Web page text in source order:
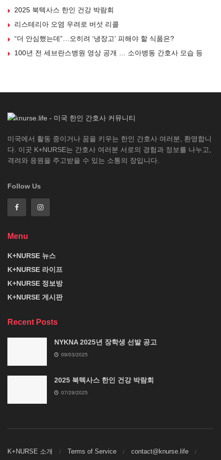
2025 북텍사스 한인 건강 박람회
리스테리아 오염 우려로 버섯 리콜
“더 안심했는데”…오히려 ‘냉장고’ 피해야 할 식품은?
100년 전 세브란스병원 영상 공개 … 소아병동 간호사 모습 등
미국에서 활동 중이거나 꿈을 키우는 한인 간호사 여러분, 환영합니
다. 이곳 K+NURSE는 간호사 여러분 서로의 경험과 정보를 나누고,
격려와 응원을 주고받을 수 있는 소통의 장입니다.
Follow Us
Menu
K+NURSE 뉴스
K+NURSE 라이프
K+NURSE 정보방
K+NURSE 게시판
Recent Posts
NYKNA 2025년 장학생 선발 공고
09/03/2025
2025 북텍사스 한인 건강 박람회
07/29/2025
K+NURSE 소개 Terms of Service contact@knurse.life